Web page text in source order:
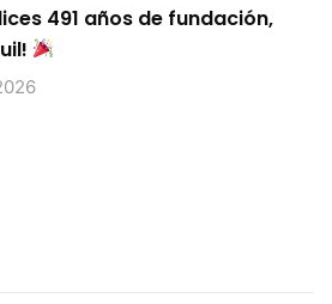
491 años de fundación,